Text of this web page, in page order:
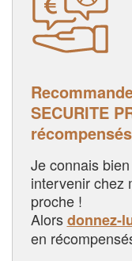
SECURITE
récompensés
Je connais
intervenir chez
proche !
Alorsdonnez-
en